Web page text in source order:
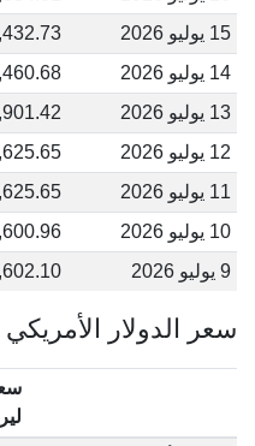
15 يوليو 2026
832,432.73
14 يوليو 2026
832,460.68
13 يوليو 2026
831,901.42
12 يوليو 2026
831,625.65
11 يوليو 2026
831,625.65
10 يوليو 2026
831,600.96
9 يوليو 2026
829,602.10
سعر الدولار